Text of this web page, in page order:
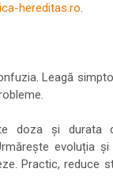
hereditas.ro.
Leagă
doza și durata
evoluția și
Practic, reduce